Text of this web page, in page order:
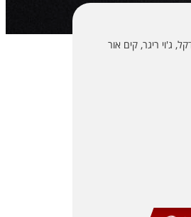
ג'וי ריגר, קים אור